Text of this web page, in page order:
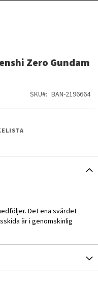
Zero Gundam
SKU BAN-2196664
Zero Gundam
Det ena svärdet
är i genomskinlig